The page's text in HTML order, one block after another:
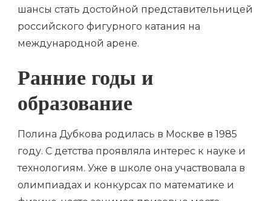
шансы стать достойной представительницей
российского фигурного катания на
международной арене.
Ранние годы и
образование
Полина Дубкова родилась в Москве в 1985
году. С детства проявляла интерес к науке и
технологиям. Уже в школе она участвовала в
олимпиадах и конкурсах по математике и